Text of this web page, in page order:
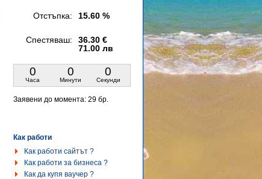
Отстъпка: 15.60 %
Спестяваш:
36.30 €
71.00 лв
0
Часа
0
Минути
0
Секунди
Заявени до момента: 29 бр.
Как работи
Как работи сайтът ?
Как работи за бизнеса ?
Как да купя ваучер ?